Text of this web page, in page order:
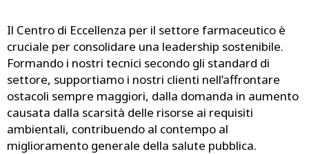
Il Centro di Eccellenza per il settore farmaceutico è
cruciale per consolidare una leadership sostenibile.
Formando i nostri tecnici secondo gli standard di
settore, supportiamo i nostri clienti nell’affrontare
ostacoli sempre maggiori, dalla domanda in aumento
causata dalla scarsità delle risorse ai requisiti
ambientali, contribuendo al contempo al
miglioramento generale della salute pubblica.